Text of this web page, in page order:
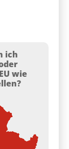
ich
wie